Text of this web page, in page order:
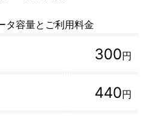
タ容量とご利用料金
300円
440円